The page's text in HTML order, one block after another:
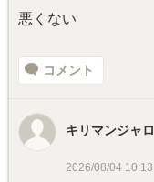
悪くない
コメント
キリマンジャロ
2026/08/04 10:13